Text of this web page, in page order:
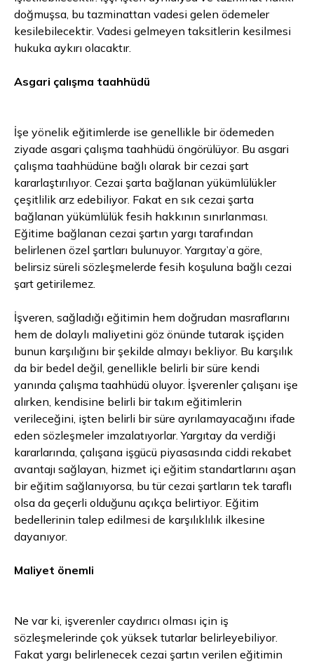
doğmuşsa, bu tazminattan vadesi gelen ödemeler
kesilebilecektir. Vadesi gelmeyen taksitlerin kesilmesi
hukuka aykırı olacaktır.
Asgari çalışma taahhüdü
İşe yönelik eğitimlerde ise genellikle bir ödemeden
ziyade asgari çalışma taahhüdü öngörülüyor. Bu asgari
çalışma taahhüdüne bağlı olarak bir cezai şart
kararlaştırılıyor. Cezai şarta bağlanan yükümlülükler
çeşitlilik arz edebiliyor. Fakat en sık cezai şarta
bağlanan yükümlülük fesih hakkının sınırlanması.
Eğitime bağlanan cezai şartın yargı tarafından
belirlenen özel şartları bulunuyor. Yargıtay’a göre,
belirsiz süreli sözleşmelerde fesih koşuluna bağlı cezai
şart getirilemez.
İşveren, sağladığı eğitimin hem doğrudan masraflarını
hem de dolaylı maliyetini göz önünde tutarak işçiden
bunun karşılığını bir şekilde almayı bekliyor. Bu karşılık
da bir bedel değil, genellikle belirli bir süre kendi
yanında çalışma taahhüdü oluyor. İşverenler çalışanı işe
alırken, kendisine belirli bir takım eğitimlerin
verileceğini, işten belirli bir süre ayrılamayacağını ifade
eden sözleşmeler imzalatıyorlar. Yargıtay da verdiği
kararlarında, çalışana işgücü piyasasında ciddi rekabet
avantajı sağlayan, hizmet içi eğitim standartlarını aşan
bir eğitim sağlanıyorsa, bu tür cezai şartların tek taraflı
olsa da geçerli olduğunu açıkça belirtiyor. Eğitim
bedellerinin talep edilmesi de karşılıklılık ilkesine
dayanıyor.
Maliyet önemli
Ne var ki, işverenler caydırıcı olması için iş
sözleşmelerinde çok yüksek tutarlar belirleyebiliyor.
Fakat yargı belirlenecek cezai şartın verilen eğitimin